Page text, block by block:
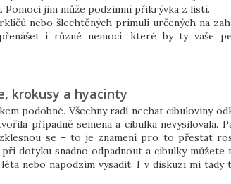
jim může podzimní přikrývka z listí.
nebo šlechtěných primulí určených na
i různé nemoci, které by ty vaše
krokusy a hyacinty
podobné. Všechny radí nechat cibuloviny
případně semena a cibulka nevysilovala.
se – to je znamení pro to přestat
dotyku snadno odpadnout a cibulky můžete
nebo napodzim vysadit. I v diskuzi mi tady